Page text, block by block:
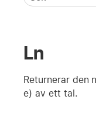
Ln
Returnerar den
e) av ett tal.